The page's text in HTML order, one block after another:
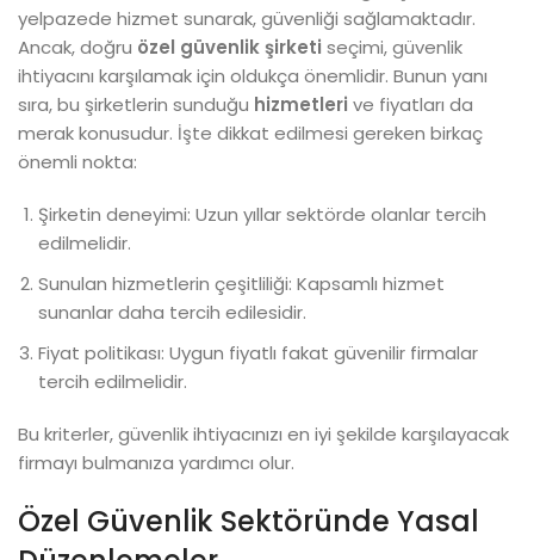
yelpazede hizmet sunarak, güvenliği sağlamaktadır.
Ancak, doğru özel güvenlik şirketi seçimi, güvenlik
ihtiyacını karşılamak için oldukça önemlidir. Bunun yanı
sıra, bu şirketlerin sunduğu hizmetleri ve fiyatları da
merak konusudur. İşte dikkat edilmesi gereken birkaç
önemli nokta:
Şirketin deneyimi: Uzun yıllar sektörde olanlar tercih
edilmelidir.
Sunulan hizmetlerin çeşitliliği: Kapsamlı hizmet
sunanlar daha tercih edilesidir.
Fiyat politikası: Uygun fiyatlı fakat güvenilir firmalar
tercih edilmelidir.
Bu kriterler, güvenlik ihtiyacınızı en iyi şekilde karşılayacak
firmayı bulmanıza yardımcı olur.
Özel Güvenlik Sektöründe Yasal